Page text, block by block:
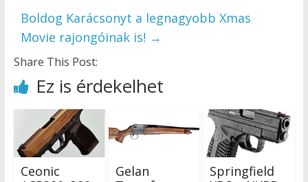
Boldog Karácsonyt a legnagyobb Xmas
Movie rajongóinak is! →
Share This Post:
Ez is érdekelhet
Ceonic
Gelan
Springfield